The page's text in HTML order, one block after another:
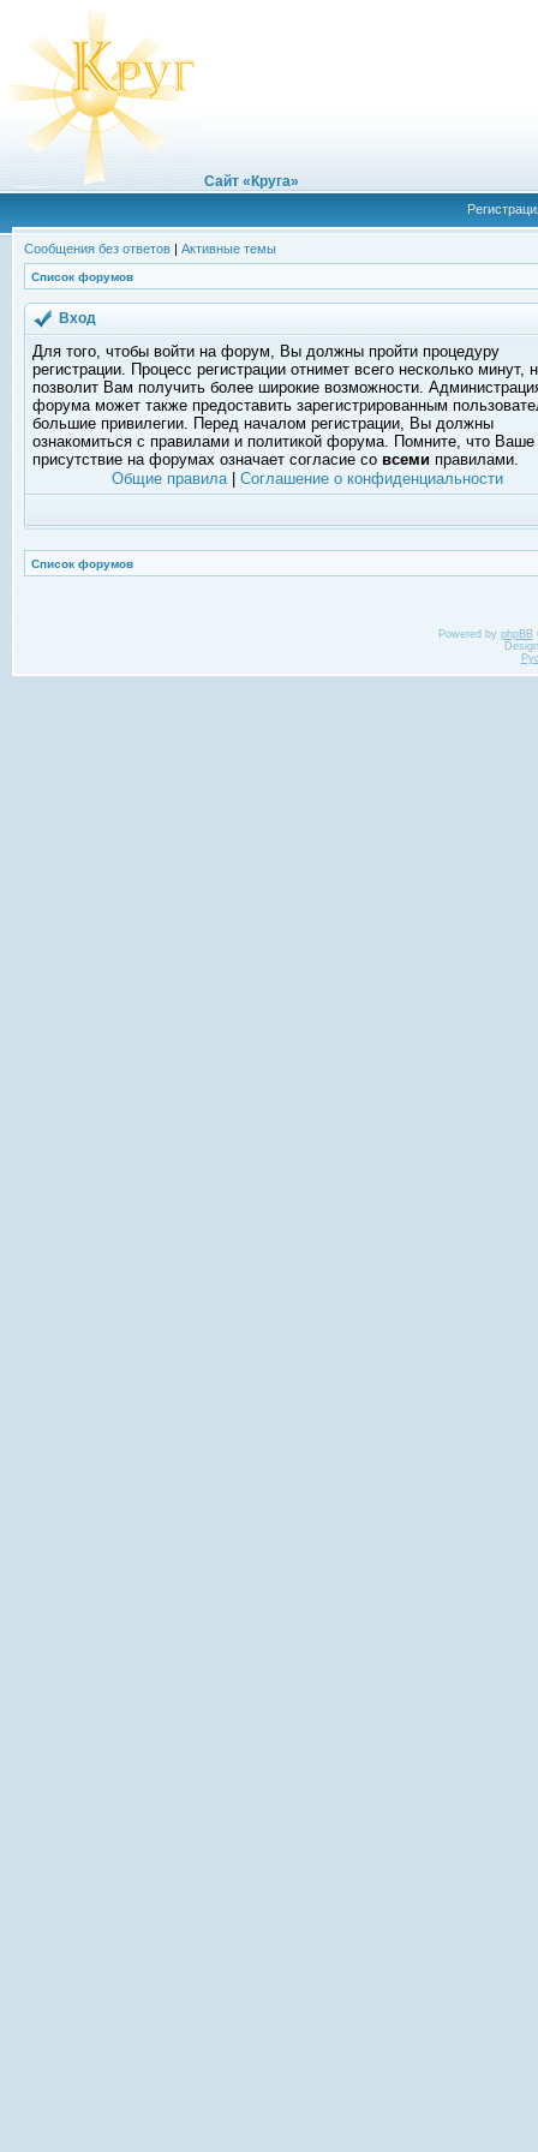
Сайт «Круга»
Сообщения без ответов | Активные темы
Список форумов
Вход
Для того, чтобы войти на форум, Вы должны пройти процедуру
регистрации. Процесс регистрации отнимет всего несколько минут,
позволит Вам получить более широкие возможности.
форума может также предоставить зарегистрированным
большие привилегии. Перед началом регистрации, Вы должны
ознакомиться с правилами и политикой форума. Помните, что Ваше
присутствие на форумах означает согласие со всеми правилами.
Общие правила| Соглашение о конфиденциальности
Список форумов
Powered by phpBB